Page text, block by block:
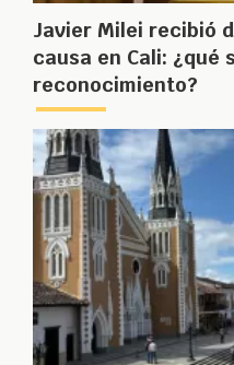
Javier Milei recibió
causa en Cali: ¿qué
reconocimiento?